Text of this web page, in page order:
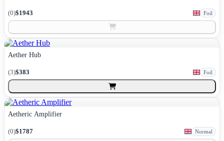
(0)$1943 Foil
Aether Hub
(3)$383 Foil
Aetheric Amplifier
(0)$1787 Normal